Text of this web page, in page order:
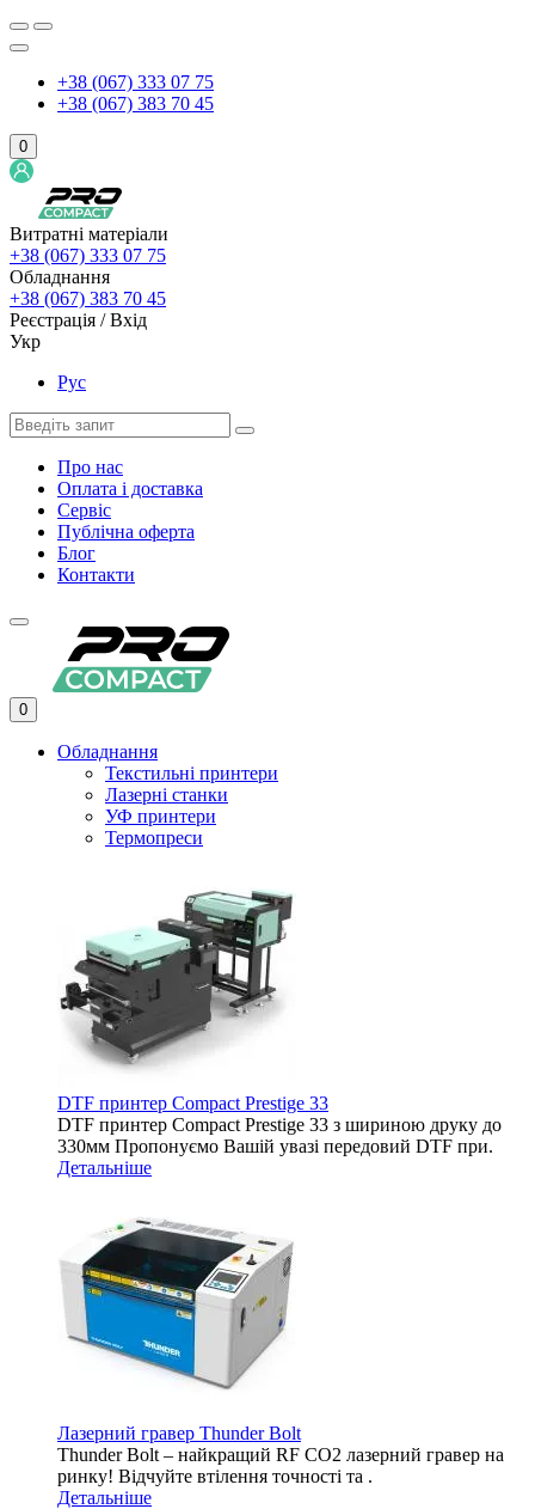
+38 (067) 333 07 75
+38 (067) 383 70 45
0
Витратні матеріали
+38 (067) 333 07 75
Обладнання
+38 (067) 383 70 45
Реєстрація / Вхід
Укр
Рус
Про нас
Оплата і доставка
Сервіс
Публічна оферта
Блог
Контакти
0
Обладнання
Текстильні принтери
Лазерні станки
УФ принтери
Термопреси
DTF принтер Compact Prestige 33
DTF принтер Compact Prestige 33 з шириною друку до
330мм Пропонуємо Вашій увазі передовий DTF при.
Детальніше
Лазерний гравер Thunder Bolt
Thunder Bolt – найкращий RF CO2 лазерний гравер на
ринку! Відчуйте втілення точності та .
Детальніше